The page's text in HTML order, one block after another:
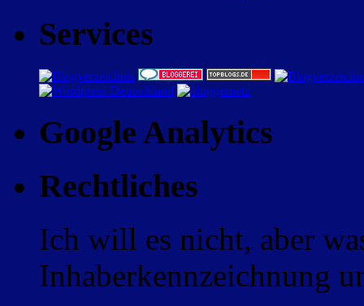
Services
Google Analytics
Rechtliches
Ich will es nicht, aber
Inhaberkennzeichnung